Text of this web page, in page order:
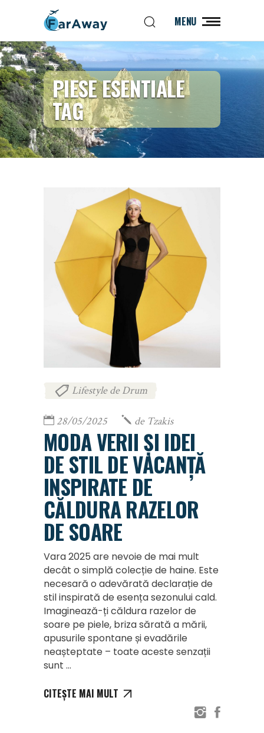
MENU
PIESE ESENTIALE
TAG
Lifestyle de Drum
28/05/2025 de Tzakis
MODA VERII ȘI IDEI
DE STIL DE VACANȚĂ
INSPIRATE DE
CĂLDURA RAZELOR
DE SOARE
Vara 2025 are nevoie de mai mult
decât o simplă colecție de haine. Este
necesară o adevărată declarație de
stil inspirată de esența sezonului cald.
Imaginează-ți căldura razelor de
soare pe piele, briza sărată a mării,
apusurile spontane și evadările
neașteptate – toate aceste senzații
sunt
CITEȘTE MAI MULT